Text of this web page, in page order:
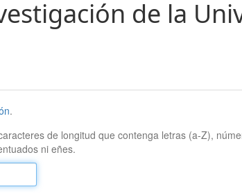
de la
.
de longitud que contenga letras (a-Z),
ni eñes.